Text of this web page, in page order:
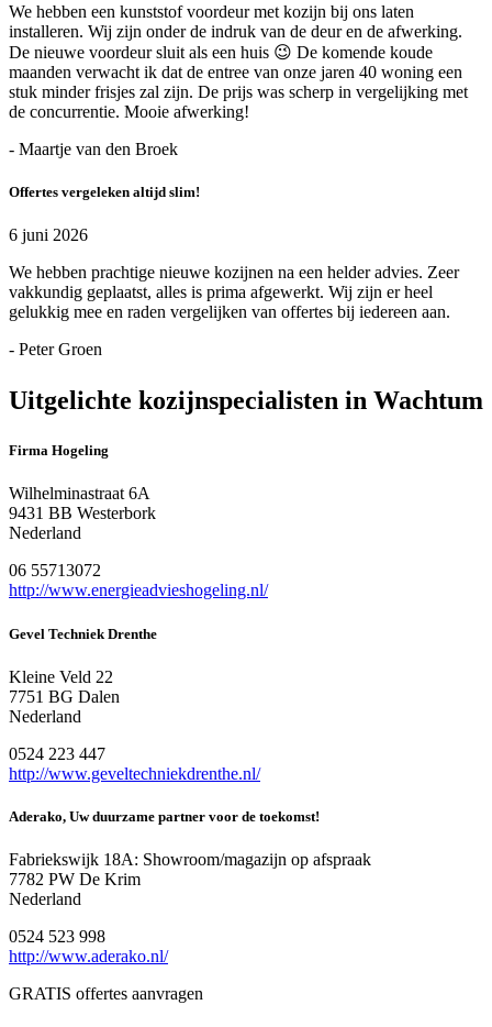
We hebben een kunststof voordeur met kozijn bij ons laten
installeren. Wij zijn onder de indruk van de deur en de afwerking.
De nieuwe voordeur sluit als een huis 😉 De komende koude
maanden verwacht ik dat de entree van onze jaren 40 woning een
stuk minder frisjes zal zijn. De prijs was scherp in vergelijking met
de concurrentie. Mooie afwerking!
- Maartje van den Broek
Offertes vergeleken altijd slim!
6 juni 2026
We hebben prachtige nieuwe kozijnen na een helder advies. Zeer
vakkundig geplaatst, alles is prima afgewerkt. Wij zijn er heel
gelukkig mee en raden vergelijken van offertes bij iedereen aan.
- Peter Groen
Uitgelichte kozijnspecialisten in Wachtum
Firma Hogeling
Wilhelminastraat 6A
9431 BB Westerbork
Nederland
06 55713072
http://www.energieadvieshogeling.nl/
Gevel Techniek Drenthe
Kleine Veld 22
7751 BG Dalen
Nederland
0524 223 447
http://www.geveltechniekdrenthe.nl/
Aderako, Uw duurzame partner voor de toekomst!
Fabriekswijk 18A: Showroom/magazijn op afspraak
7782 PW De Krim
Nederland
0524 523 998
http://www.aderako.nl/
GRATIS offertes aanvragen